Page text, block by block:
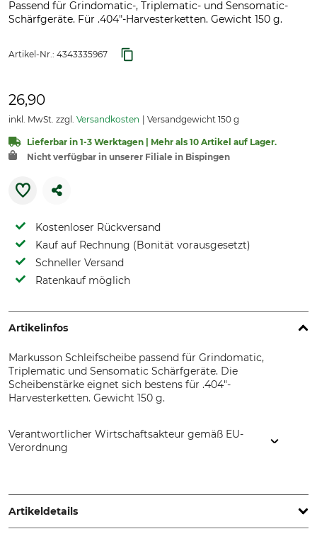
Passend für Grindomatic-, Triplematic- und Sensomatic-
Schärfgeräte. Für .404"-Harvesterketten. Gewicht 150 g.
Artikel-Nr.: 4343335967
26,90
inkl. MwSt. zzgl. Versandkosten Versandgewicht 150 g
Lieferbar in 1-3 Werktagen | Mehr als 10 Artikel auf Lager.
Nicht verfügbar in unserer Filiale in Bispingen
Kostenloser Rückversand
Kauf auf Rechnung (Bonität vorausgesetzt)
Schneller Versand
Ratenkauf möglich
Artikelinfos
Markusson Schleifscheibe passend für Grindomatic,
Triplematic und Sensomatic Schärfgeräte. Die
Scheibenstärke eignet sich bestens für .404"-
Harvesterketten. Gewicht 150 g.
Verantwortlicher Wirtschaftsakteur gemäß EU-
Verordnung
76231 Rimbo, Sweden, www.home.markusson.se
Artikeldetails